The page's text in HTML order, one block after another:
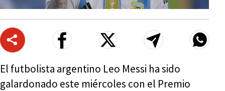
El futbolista argentino Leo Messi ha sido
galardonado este miércoles con el Premio